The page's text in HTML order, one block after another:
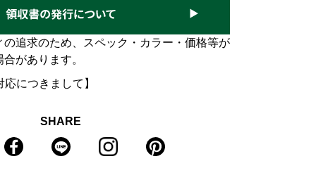
追求のため、スペック・カラー・価格等が
があります。
につきまして】
SHARE